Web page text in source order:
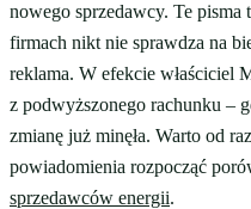
nowego sprzedawcy. Te
firmach nikt nie sprawdza na
reklama. W efekcie właściciel
z podwyższonego rachunku –
zmianę już minęła. Warto od
powiadomienia rozpocząć
sprzedawców energii.